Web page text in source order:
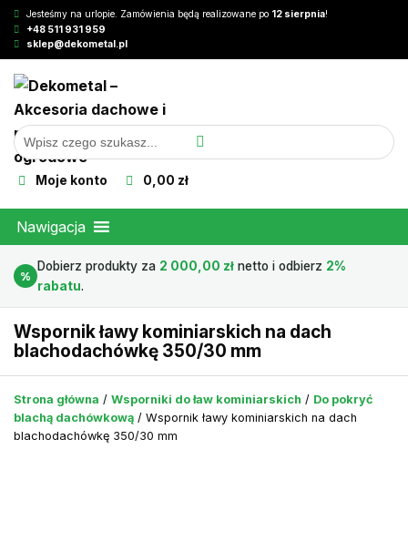
Jesteśmy na urlopie. Zamówienia będą realizowane po 12 sierpnia!
+48 511 931 959
sklep@dekometal.pl
Moje konto 0,00 zł
Nawigacja
%
Dobierz produkty za 2 000,00 złnetto i odbierz 2%
rabatu.
Wspornik ławy kominiarskich na dach
blachodachówkę 350/30 mm
Strona główna / Wsporniki do ław kominiarskich / Do pokryć
blachą dachówkową / Wspornik ławy kominiarskich na dach
blachodachówkę 350/30 mm